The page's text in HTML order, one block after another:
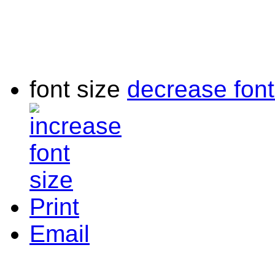
font size decrease
Print
Email